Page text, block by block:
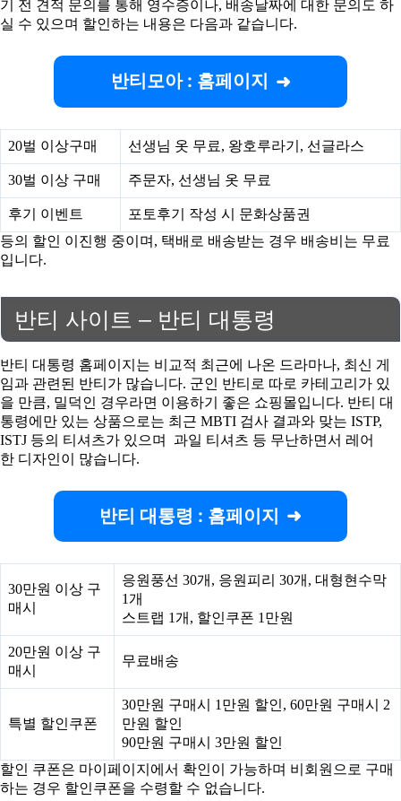
기 전 견적 문의를 통해 영수증이나, 배송날짜에 대한 문의도 하
실 수 있으며 할인하는 내용은 다음과 같습니다.
반티모아 : 홈페이지
20벌 이상구매 선생님 옷 무료, 왕호루라기, 선글라스
30벌 이상 구매 주문자, 선생님 옷 무료
후기 이벤트
포토후기 작성 시 문화상품권
등의 할인 이진행 중이며, 택배로 배송받는 경우 배송비는 무료
입니다.
반티 사이트 – 반티 대통령
반티 대통령 홈페이지는 비교적 최근에 나온 드라마나, 최신 게
임과 관련된 반티가 많습니다. 군인 반티로 따로 카테고리가 있
을 만큼, 밀덕인 경우라면 이용하기 좋은 쇼핑몰입니다. 반티 대
통령에만 있는 상품으로는 최근 MBTI 검사 결과와 맞는 ISTP,
ISTJ 등의 티셔츠가 있으며 과일 티셔츠 등 무난하면서 레어
한 디자인이 많습니다.
반티 대통령 : 홈페이지
30만원 이상 구
매시
응원풍선 30개, 응원피리 30개, 대형현수막
1개
스트랩 1개, 할인쿠폰 1만원
20만원 이상 구
매시
무료배송
특별 할인쿠폰
30만원 구매시 1만원 할인, 60만원 구매시 2
만원 할인
90만원 구매시 3만원 할인
할인 쿠폰은 마이페이지에서 확인이 가능하며 비회원으로 구매
하는 경우 할인쿠폰을 수령할 수 없습니다.